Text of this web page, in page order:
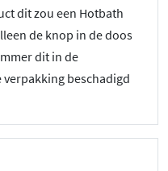
dit zou een Hotbath
de knop in de doos
dit in de
beschadigd